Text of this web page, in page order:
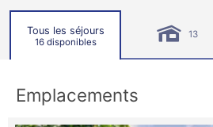
Tous les séjours
16 disponibles
13
Emplacements